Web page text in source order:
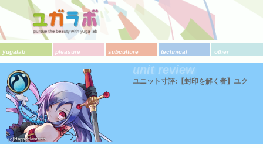
yugalab pleasure subculture technical other
(c)HappyElements
unit review
ユニット寸評:【封印を解く者】ユク